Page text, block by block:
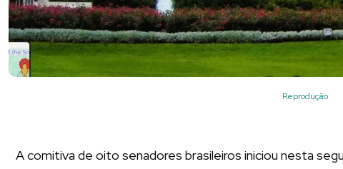
Reprodução
A comitiva de oito senadores brasileiros iniciou nesta